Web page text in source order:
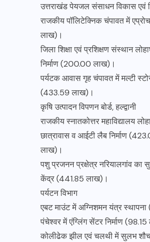
उत्तराखंड पेयजल संसाधन विकास एवं
राजकीय पॉलिटेक्निक चंपावत में
लाख)।
जिला शिक्षा एवं प्रशिक्षण संस्थान
निर्माण (200.00 लाख)।
पर्यटक आवास गृह चंपावत में मल्टी स्टोरी
(433.59 लाख)।
कृषि उत्पादन विपणन बोर्ड, हल्द्वानी
राजकीय स्नातकोत्तर महाविद्यालय
छात्रावास व आईटी लैब निर्माण
लाख)।
पशु प्रजनन प्रक्षेत्र नरियालगांव का
केंद्र (441.85 लाख)।
पर्यटन विभाग
एबट माउंट में अग्निशमन यंत्र
पंचेश्वर में एंग्लिंग सेंटर निर्माण
कोलीढेक झील एवं चलथी में सुलभ